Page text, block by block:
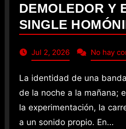
DEMOLEDOR Y
SINGLE
Jul 2, 2026 No hay
La identidad de una banda no se construye
de la noche a la mañana;
la experimentación, la
a un sonido propio. En…